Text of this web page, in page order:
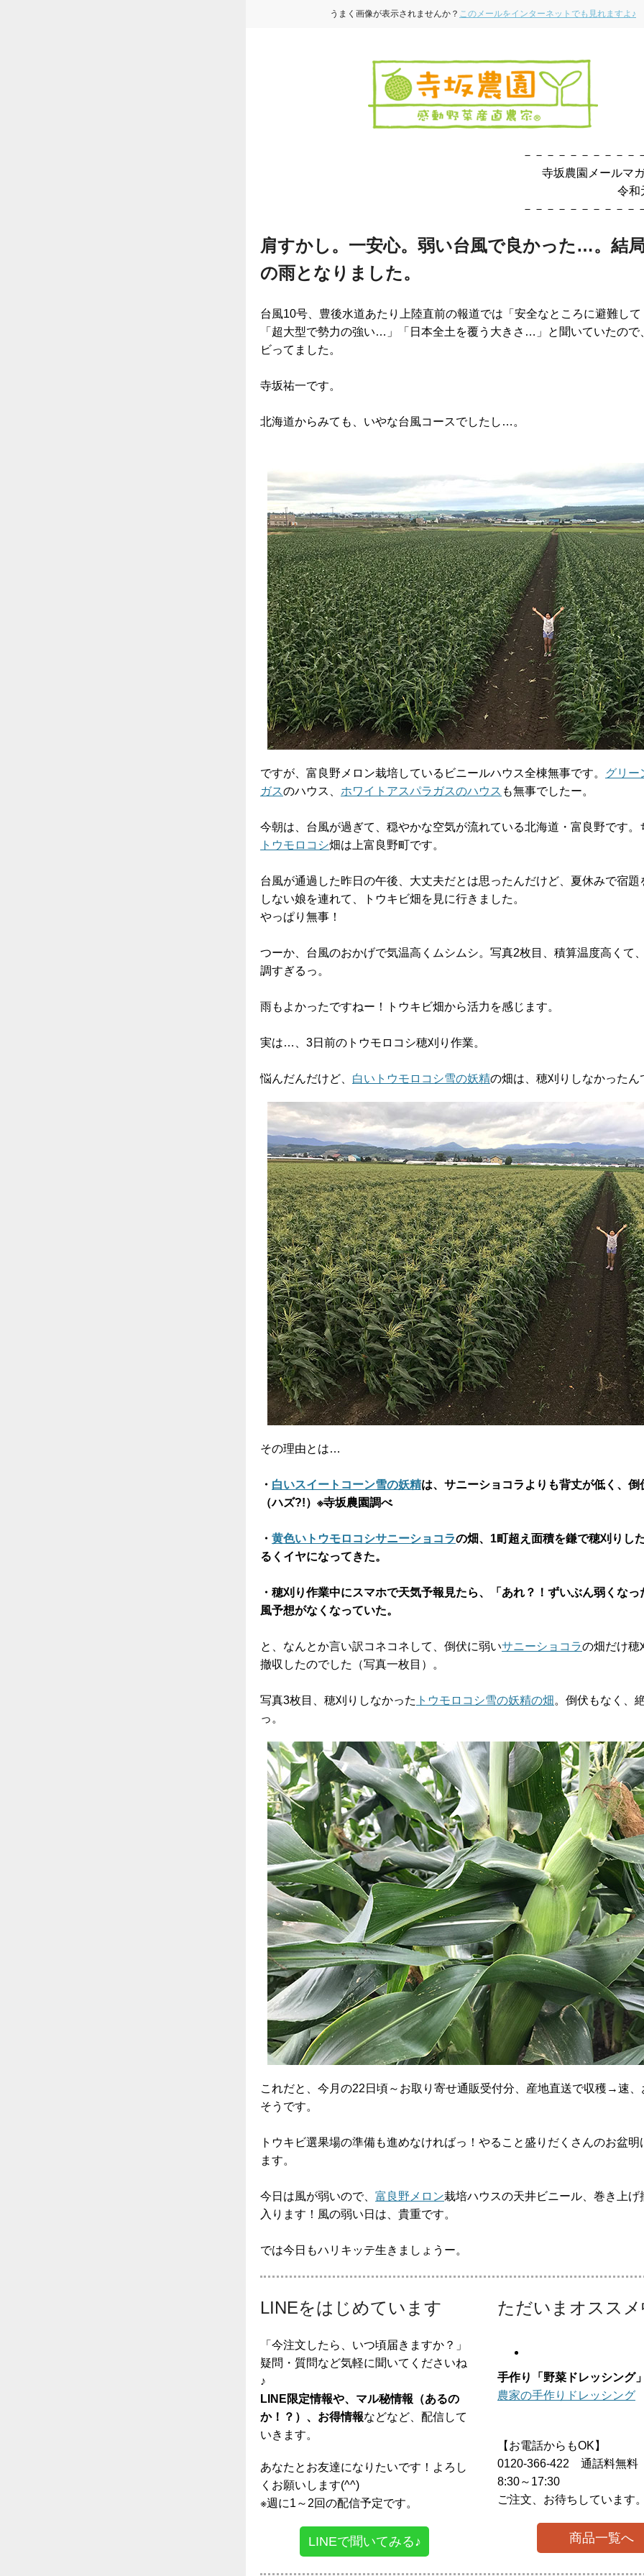
うまく画像が表示されませんか？ このメールをインターネットでも見れますよ♪
－－－－－－－－－－
寺坂農園メールマ
令和元年8
－－－－－－－－－－
肩すかし。一安心。弱い台風で良かった…。結
の雨となりました。
台風10号、豊後水道あたり上陸直前の報道では「安全なところに避難し
「超大型で勢力の強い…」「日本全土を覆う大きさ…」と聞いていたので
ビってました。
寺坂祐一です。
北海道からみても、いやな台風コースでしたし…。
ですが、富良野メロン栽培しているビニールハウス全棟無事です。 グリー
ガスのハウス、 ホワイトアスパラガスのハウス も無事でしたー。
今朝は、台風が過ぎて、穏やかな空気が流れている北海道・富良野です。
トウモロコシ畑は上富良野町です。
台風が通過した昨日の午後、大丈夫だとは思ったんだけど、夏休みで宿題
しない娘を連れて、トウキビ畑を見に行きました。
やっぱり無事！
つーか、台風のおかげで気温高くムシムシ。写真2枚目、積算温度高くて
調すぎるっ。
雨もよかったですねー！トウキビ畑から活力を感じます。
実は…、3日前のトウモロコシ穂刈り作業。
悩んだんだけど、 白いトウモロコシ雪の妖精の畑は、穂刈りしなかったん
その理由とは…
・ 白いスイートコーン雪の妖精は、サニーショコラよりも背丈が低く、倒
（ハズ?!）※寺坂農園調べ
・ 黄色いトウモロコシサニーショコラの畑、1町超え面積を鎌で穂刈りし
るくイヤになってきた。
・穂刈り作業中にスマホで天気予報見たら、「あれ？！ずいぶん弱くな
風予想がなくなっていた。
と、なんとか言い訳コネコネして、倒伏に弱いサニーショコラの畑だけ穂
撤収したのでした（写真一枚目）。
写真3枚目、穂刈りしなかった トウモロコシ雪の妖精の畑 。倒伏もなく、
っ。
これだと、今月の22日頃～お取り寄せ通販受付分、産地直送で収穫→速、
そうです。
トウキビ選果場の準備も進めなければっ！やること盛りだくさんのお盆明
ます。
今日は風が弱いので、 富良野メロン栽培ハウスの天井ビニール、巻き上げ
入ります！風の弱い日は、貴重です。
では今日もハリキッテ生きましょうー。
LINEをはじめています
「今注文したら、いつ頃届きますか？」
疑問・質問など気軽に聞いてくださいね
♪
LINE限定情報や、マル秘情報（あるの
か！？）、お得情報などなど、配信して
いきます。
あなたとお友達になりたいです！よろし
くお願いします(^^)
※週に1～2回の配信予定です。
LINEで聞いてみる♪
ただいまオスス
手作り「野菜ドレッシング
農家の手作りドレッシング
【お電話からもOK】
0120-366-422 通話料無料
8:30～17:30
ご注文、お待ちしています
商品一覧へ